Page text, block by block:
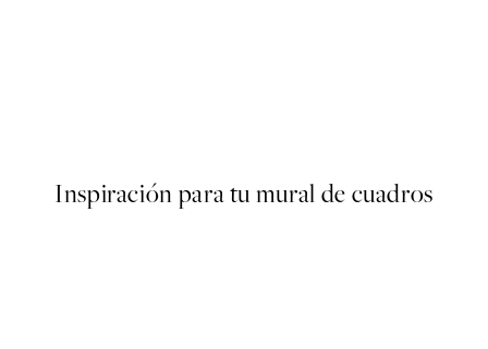
Inspiración para tu mural de cuadros